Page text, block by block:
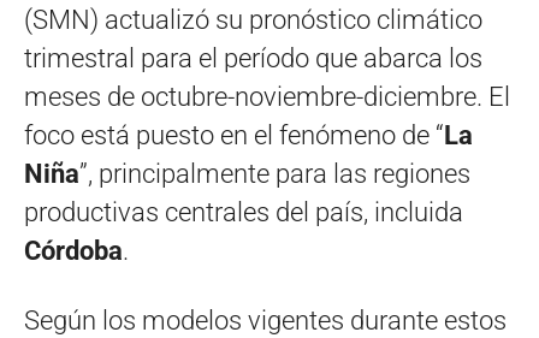
(SMN) actualizó su pronóstico climático
trimestral para el período que abarca los
meses de octubre-noviembre-diciembre. El
foco está puesto en el fenómeno de “ La
Niña”, principalmente para las regiones
productivas centrales del país, incluida
Córdoba.
Según los modelos vigentes durante estos